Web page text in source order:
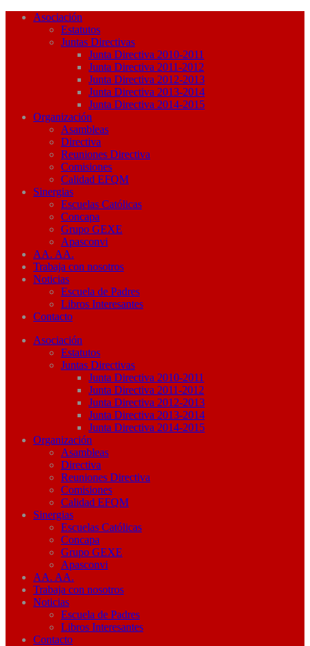
Asociación
Estatutos
Juntas Directivas
Junta Directiva 2010-2011
Junta Directiva 2011-2012
Junta Directiva 2012-2013
Junta Directiva 2013-2014
Junta Directiva 2014-2015
Organización
Asambleas
Directiva
Reuniones Directiva
Comisiones
Calidad EFQM
Sinergias
Escuelas Católicas
Concapa
Grupo GEXE
Apasconvi
AA. AA.
Trabaja con nosotros
Noticias
Escuela de Padres
Libros Interesantes
Contacto
Asociación
Estatutos
Juntas Directivas
Junta Directiva 2010-2011
Junta Directiva 2011-2012
Junta Directiva 2012-2013
Junta Directiva 2013-2014
Junta Directiva 2014-2015
Organización
Asambleas
Directiva
Reuniones Directiva
Comisiones
Calidad EFQM
Sinergias
Escuelas Católicas
Concapa
Grupo GEXE
Apasconvi
AA. AA.
Trabaja con nosotros
Noticias
Escuela de Padres
Libros Interesantes
Contacto